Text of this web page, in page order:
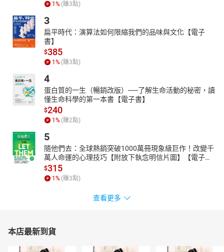
1 % (賺3點)
3
扁平時代：演算法如何限縮我們的品味與文化【電子
書】
$385
1 % (賺3點)
4
蛋白質的一生（暢銷改版）──了解生命活動的秘密，讀
懂生命科學的第一本書【電子書】
$240
1 % (賺2點)
5
隨他們去：全球熱銷突破1000萬冊現象級巨作！改變千
萬人命運的心理技巧【附放下執念明信片圖】【電子
書】
$315
1 % (賺3點)
查看更多
本店最新到貨